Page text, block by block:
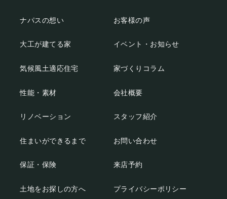
ナパスの想い
大工が建てる家
気候風土適応住宅
性能・素材
リノベーション
住まいができるまで
保証・保険
土地をお探しの方へ
お客様の声
イベント・お知らせ
家づくりコラム
会社概要
スタッフ紹介
お問い合わせ
来店予約
プライバシーポリシー